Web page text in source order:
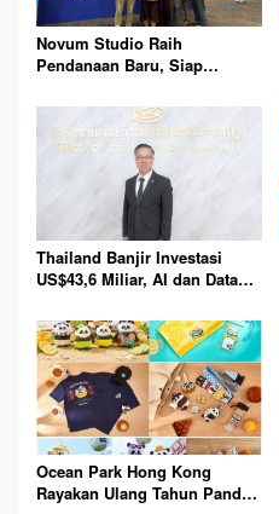
Novum Studio Raih
Pendanaan Baru, Siap
Platform AI Ahoy Project
Global
Thailand Banjir Investasi
US$43,6 Miliar, AI dan Data
Ekonomi Baru Nasional
Ocean Park Hong Kong
Rayakan Ulang Tahun Panda,